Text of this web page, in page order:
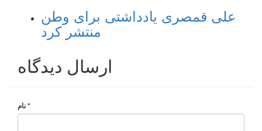
علی قمصری یادداشتی برای وطن
منتشر کرد
ارسال دیدگاه
*